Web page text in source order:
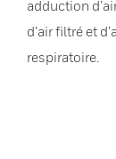
adduction
d’air filtré et
respiratoire.